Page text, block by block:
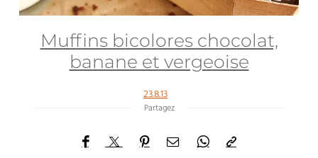
Muffins bicolores chocolat,
banane et vergeoise
23.8.13
Partagez